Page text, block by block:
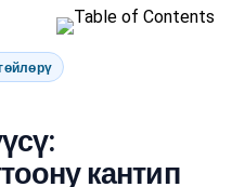
кантип